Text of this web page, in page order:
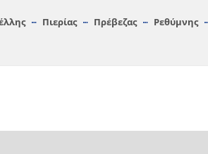
Πιερίας Πρέβεζας Ρεθύμνης